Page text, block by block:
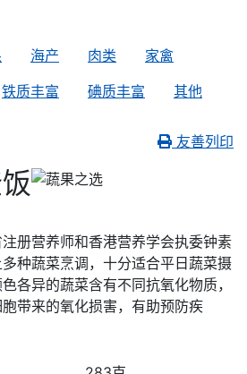
海产 肉类
家禽
铁质丰富 碘质丰富 其他
友善列印
册营养师和香港营养学会执委钟素
种蔬菜烹调，十分适合平日蔬菜摄
各异的蔬菜含有不同抗氧化物质，
带来的氧化损害，有助预防疾